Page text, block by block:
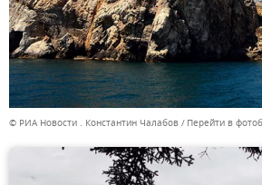
© РИА Новости . Константин Чалабов Перейти в